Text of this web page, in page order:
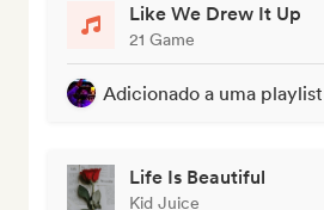
Like We Drew It Up
21 Game
Adicionado a uma playlist
Life Is Beautiful
Kid Juice